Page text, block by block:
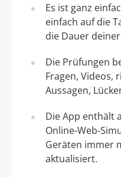
Es ist ganz
einfach auf die
die Dauer
Die Prüfungen
Fragen, Videos,
Aussagen,
Die App enthält
Online-Web-
Geräten immer
aktualisiert.